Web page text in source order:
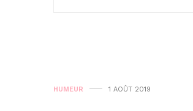
HUMEUR 1 AOÛT 2019